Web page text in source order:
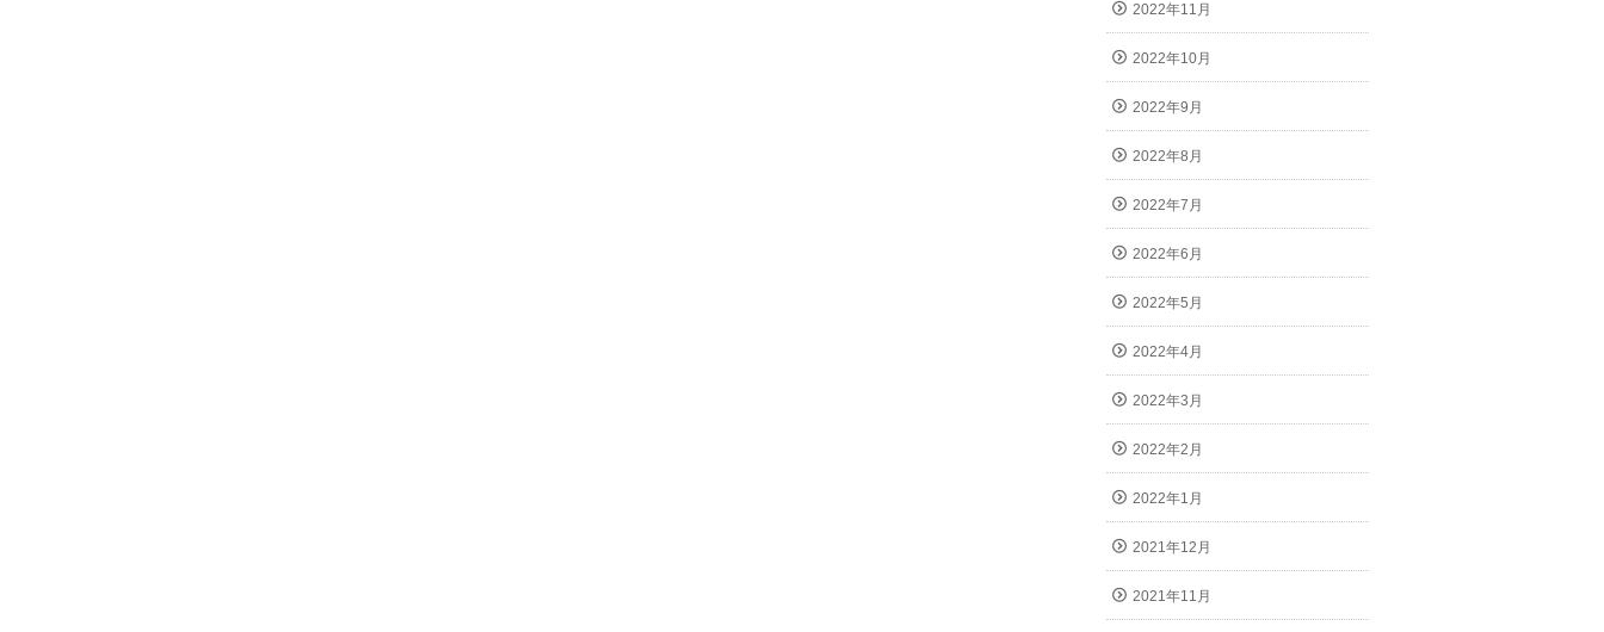
2022年11月
2022年10月
2022年9月
2022年8月
2022年7月
2022年6月
2022年5月
2022年4月
2022年3月
2022年2月
2022年1月
2021年12月
2021年11月